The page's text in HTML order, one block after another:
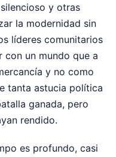
y otras
la modernidad sin
líderes comunitarios
con un mundo que a
y no como
tanta astucia política
ganada, pero
rendido.
es profundo, casi